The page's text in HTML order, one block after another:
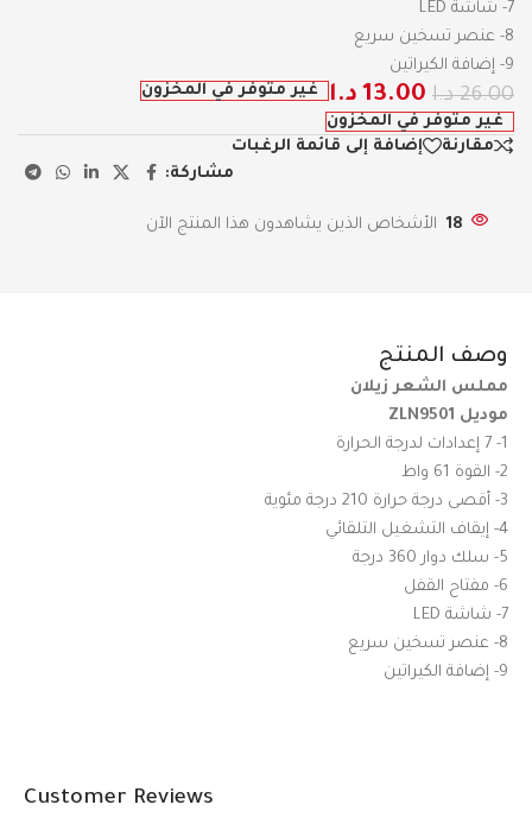
7- شاشة LED
8- عنصر تسخين سريع
9- إضافة الكيراتين
26.00 د.ا 13.00 د.ا
غير متوفر في المخزون
غير متوفر في المخزون
مقارنة
إضافة إلى قائمة الرغبات
مشاركة:
18 الأشخاص الذين يشاهدون هذا المنتج الآن
وصف المنتج
مملس الشعر زيلان
موديل ZLN9501
1- 7 إعدادات لدرجة الحرارة
2- القوة 61 واط
3- أقصى درجة حرارة 210 درجة مئوية
4- إيقاف التشغيل التلقائي
5- سلك دوار 360 درجة
6- مفتاح القفل
7- شاشة LED
8- عنصر تسخين سريع
9- إضافة الكيراتين
Customer Reviews